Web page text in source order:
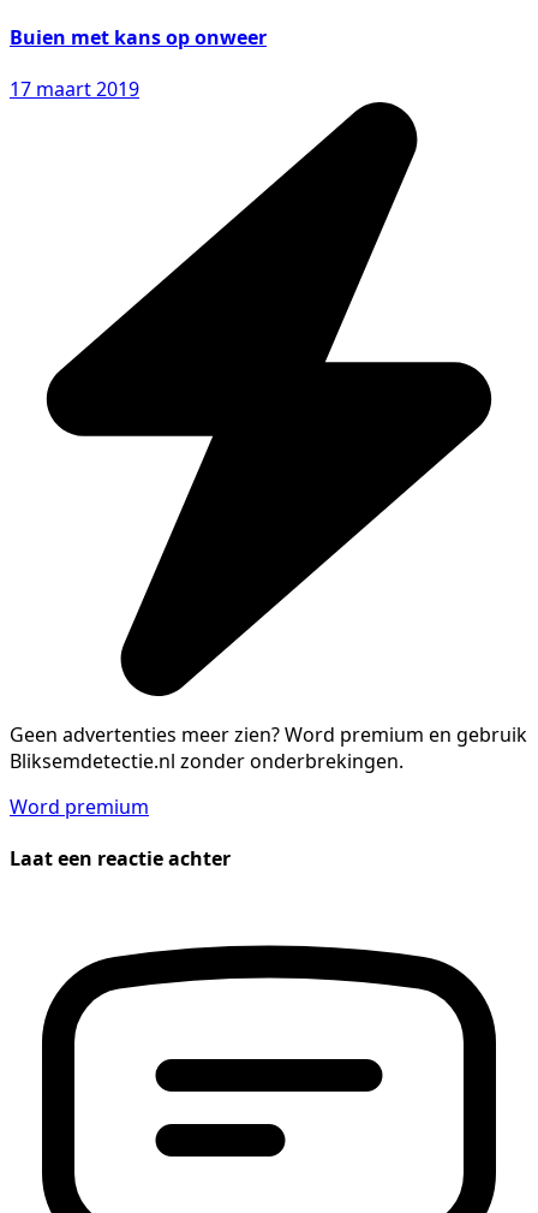
Buien met kans op onweer
17 maart 2019
Geen advertenties meer zien?Word premium en gebruik
Bliksemdetectie.nl zonder onderbrekingen.
Word premium
Laat een reactie achter